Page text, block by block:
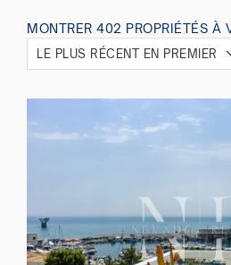
MONTRER 402 PROPRIÉTÉS À
LE PLUS RÉCENT EN PREMIER